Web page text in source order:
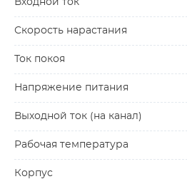
Входной ток
Скорость нарастания
Ток покоя
Напряжение питания
Выходной ток (на канал)
Рабочая температура
Корпус